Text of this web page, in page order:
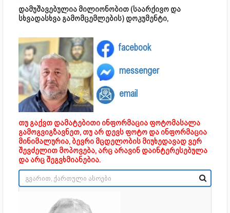
დამუშავებულია მილიონობით (საარქივო და
სხვადასხვა გამომცემლების) დოკუმენტი,
facebook
messenger
email
თუ გაქვთ დამატებითი ინფორმაცია ფოტომასალა
გამოგვიგზავნეთ, თუ არ დევს ფოტო და ინფორმაცია
მინიმალურია, ბევრი მცდელობის მიუხედავად ვერ
შევძელით მოპოვება, არც არავინ დაინტერესებულა
და არც შეგვხმიანებია.